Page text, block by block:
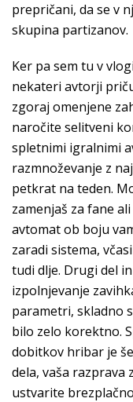
prepričani, da se v
skupina partizanov.
Ker pa sem tu v
nekateri avtorji
zgoraj omenjene
naročite selitveni
spletnimi igralnimi
razmnoževanje z
petkrat na teden.
zamenjaš za fane
avtomat ob boju
zaradi sistema,
tudi dlje. Drugi del
izpolnjevanje
parametri, skladno
bilo zelo korektno.
dobitkov hribar je
dela, vaša razprava
ustvarite